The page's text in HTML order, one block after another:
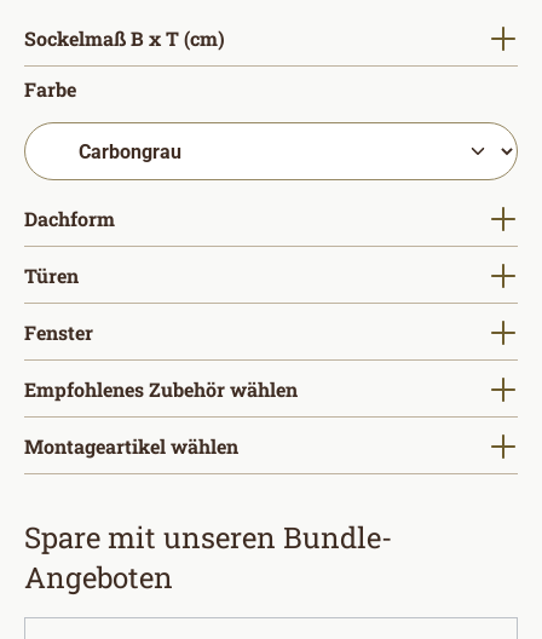
Sockelmaß B x T (cm)
Farbeauswählen
Dachform
Türen
Fensterauswählen
Empfohlenes Zubehör wählen
Montageartikel wählen
Spare mit unseren Bundle-
Angeboten